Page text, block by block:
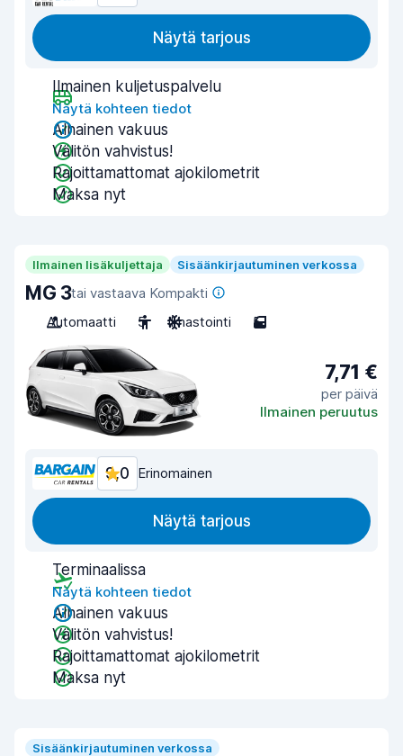
Näytä tarjous
Ilmainen kuljetuspalvelu
Näytä kohteen tiedot
Alhainen vakuus
Välitön vahvistus!
Rajoittamattomat ajokilometrit
Maksa nyt
Ilmainen lisäkuljettaja Sisäänkirjautuminen verkossa
MG 3tai vastaava Kompakti
Automaatti
5 Ilmastointi 5
7,71 €
per päivä
Ilmainen peruutus
9,0 Erinomainen
Näytä tarjous
Terminaalissa
Näytä kohteen tiedot
Alhainen vakuus
Välitön vahvistus!
Rajoittamattomat ajokilometrit
Maksa nyt
Sisäänkirjautuminen verkossa